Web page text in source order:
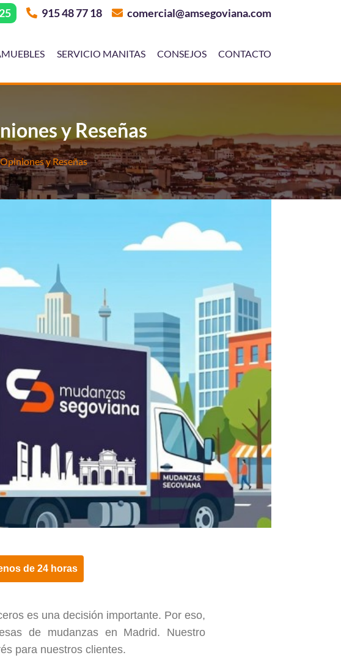
915 48 77 18 comercial@amsegoviana.com
SERVICIO MANITAS CONSEJOS CONTACTO
y Reseñas
y Reseñas
de 24 horas
es una decisión importante. Por eso,
de mudanzas en Madrid. Nuestro
para nuestros clientes.